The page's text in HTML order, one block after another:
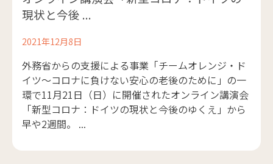
現状と今後 ...
2021年12月8日
外務省からの支援による事業「チームオレンジ・ド
イツ～コロナに負けない安心の老後のために」の一
環で11月21日（日）に開催されたオンライン講演会
「新型コロナ：ドイツの現状と今後のゆくえ」から
早や2週間。 ...